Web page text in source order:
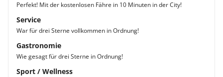
Perfekt! Mit der kostenlosen Fähre in 10 Minuten in der City!
Service
War für drei Sterne vollkommen in Ordnung!
Gastronomie
Wie gesagt für drei Sterne in Ordnung!
Sport / Wellness